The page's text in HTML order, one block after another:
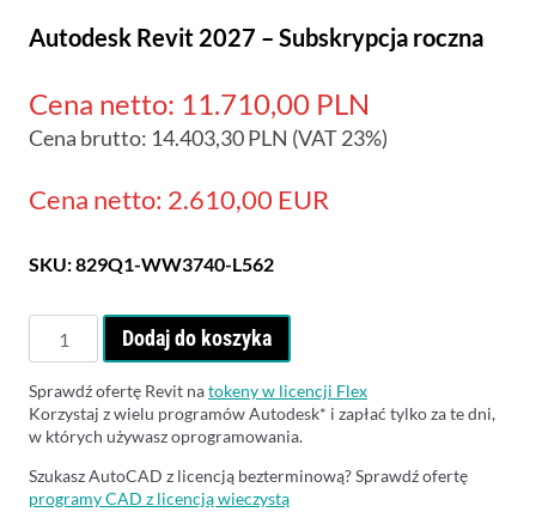
Autodesk Revit 2027 – Subskrypcja roczna
Cena netto: 11.710,00 PLN
Cena brutto: 14.403,30PLN (VAT 23%)
Cena netto: 2.610,00 EUR
SKU:829Q1-WW3740-L562
Autodesk
2027
-
roczna
Dodaj do koszyka
Sprawdź ofertę Revit natokeny w licencji Flex
Korzystaj z wielu programów Autodesk* i zapłać tylko za te dni,
w których używasz oprogramowania.
Szukasz AutoCAD z licencją bezterminową? Sprawdź ofertę
programy CAD z licencją wieczystą